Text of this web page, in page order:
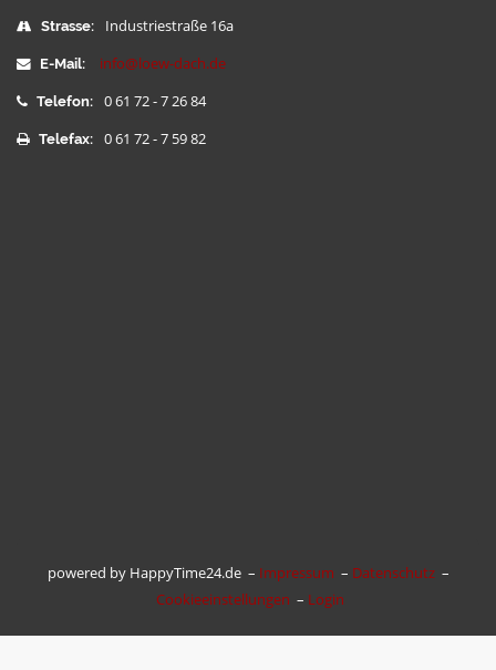
Strasse: Industriestraße 16a
E-Mail: info@loew-dach.de
Telefon: 0 61 72 - 7 26 84
Telefax: 0 61 72 - 7 59 82
powered by HappyTime24.de – Impressum – Datenschutz–
Cookieeinstellungen – Login